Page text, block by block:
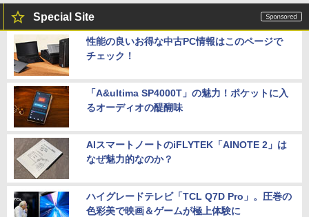
Special Site
性能の良いお得な中古PC情報はこのページで
チェック！
「A&ultima SP4000T」の魅力！ポケットに入
るオーディオの醍醐味
AIスマートノートのiFLYTEK「AINOTE 2」は
なぜ魅力的なのか？
ハイグレードテレビ「TCL Q7D Pro」。圧巻の
色彩美で映画＆ゲームが極上体験に